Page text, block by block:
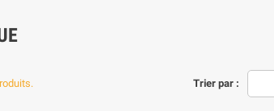
Trier par :